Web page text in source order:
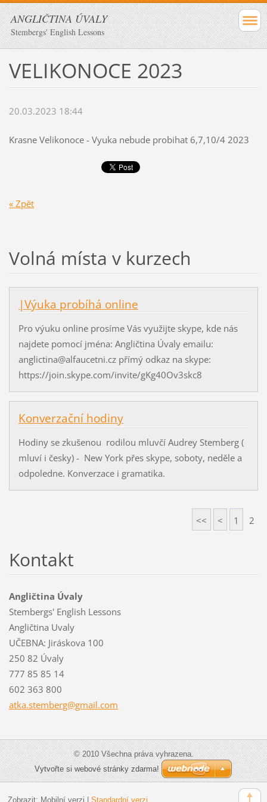
ANGLIČTINA ÚVALY
Stembergs' English Lessons
VELIKONOCE 2023
20.03.2023 18:44
Krasne Velikonoce - Vyuka nebude probihat 6,7,10/4 2023
« Zpět
Volná místa v kurzech
|Výuka probíhá online
Pro výuku online prosíme Vás využijte skype, kde nás
najdete pomocí jména: Angličtina Úvaly emailu:
anglictina@alfaucetni.cz přímý odkaz na skype:
https://join.skype.com/invite/gKg40Ov3skc8
Konverzační hodiny
Hodiny se zkušenou rodilou mluvčí Audrey Stemberg (
mluví i česky) - New York přes skype, soboty, neděle a
odpoledne. Konverzace i gramatika.
<< < 1 2
Kontakt
Angličtina Úvaly
Stembergs' English Lessons
Angličtina Uvaly
UČEBNA: Jiráskova 100
250 82 Úvaly
777 85 85 14
602 363 800
atka.stemberg@gmail.com
© 2010 Všechna práva vyhrazena.
Vytvořte si webové stránky zdarma!
Zobrazit: Mobilní verzi Standardní verzi